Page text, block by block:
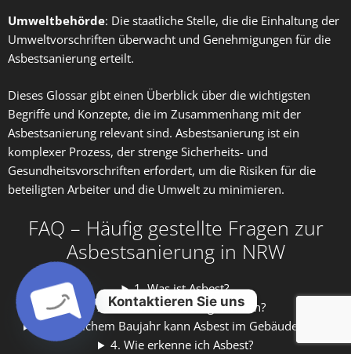
Umweltbehörde: Die staatliche Stelle, die die Einhaltung der
Umweltvorschriften überwacht und Genehmigungen für die
Asbestsanierung erteilt.
Dieses Glossar gibt einen Überblick über die wichtigsten
Begriffe und Konzepte, die im Zusammenhang mit der
Asbestsanierung relevant sind. Asbestsanierung ist ein
komplexer Prozess, der strenge Sicherheits- und
Gesundheitsvorschriften erfordert, um die Risiken für die
beteiligten Arbeiter und die Umwelt zu minimieren.
FAQ – Häufig gestellte Fragen zur
Asbestsanierung in NRW
1. Was ist Asbest?
2. Warum ist Asbest gefährlich?
3. Ab welchem Baujahr kann Asbest im Gebäude sein?
4. Wie erkenne ich Asbest?
Kontaktieren Sie uns
Open